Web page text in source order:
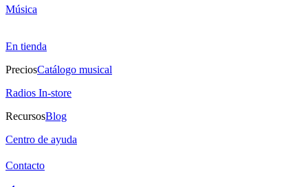
Música
En tienda
PreciosCatálogo musical
Radios In-store
RecursosBlog
Centro de ayuda
Contacto